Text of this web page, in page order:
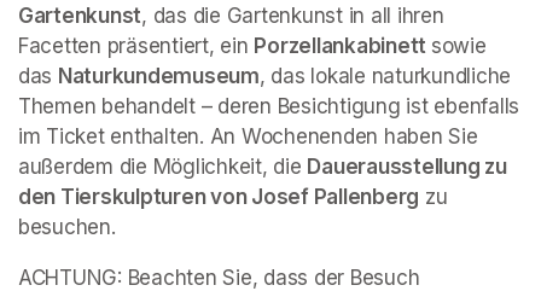
Gartenkunst, das die Gartenkunst in all ihren
Facetten präsentiert, ein Porzellankabinett sowie
das Naturkundemuseum, das lokale naturkundliche
Themen behandelt – deren Besichtigung ist ebenfalls
im Ticket enthalten. An Wochenenden haben Sie
außerdem die Möglichkeit, die Dauerausstellung zu
den Tierskulpturen von Josef Pallenberg zu
besuchen.
ACHTUNG: Beachten Sie, dass der Besuch